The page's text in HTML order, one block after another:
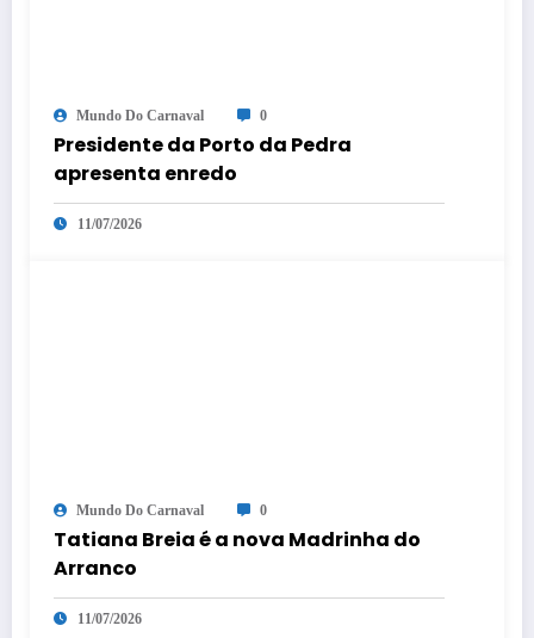
Mundo Do Carnaval 0
Presidente da Porto da Pedra
apresenta enredo
11/07/2026
Mundo Do Carnaval 0
Tatiana Breia é a nova Madrinha do
Arranco
11/07/2026